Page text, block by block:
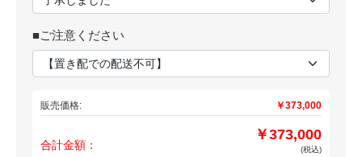
■ご注意ください
販売価格: ￥373,000
合計金額：
￥373,000
(税込)